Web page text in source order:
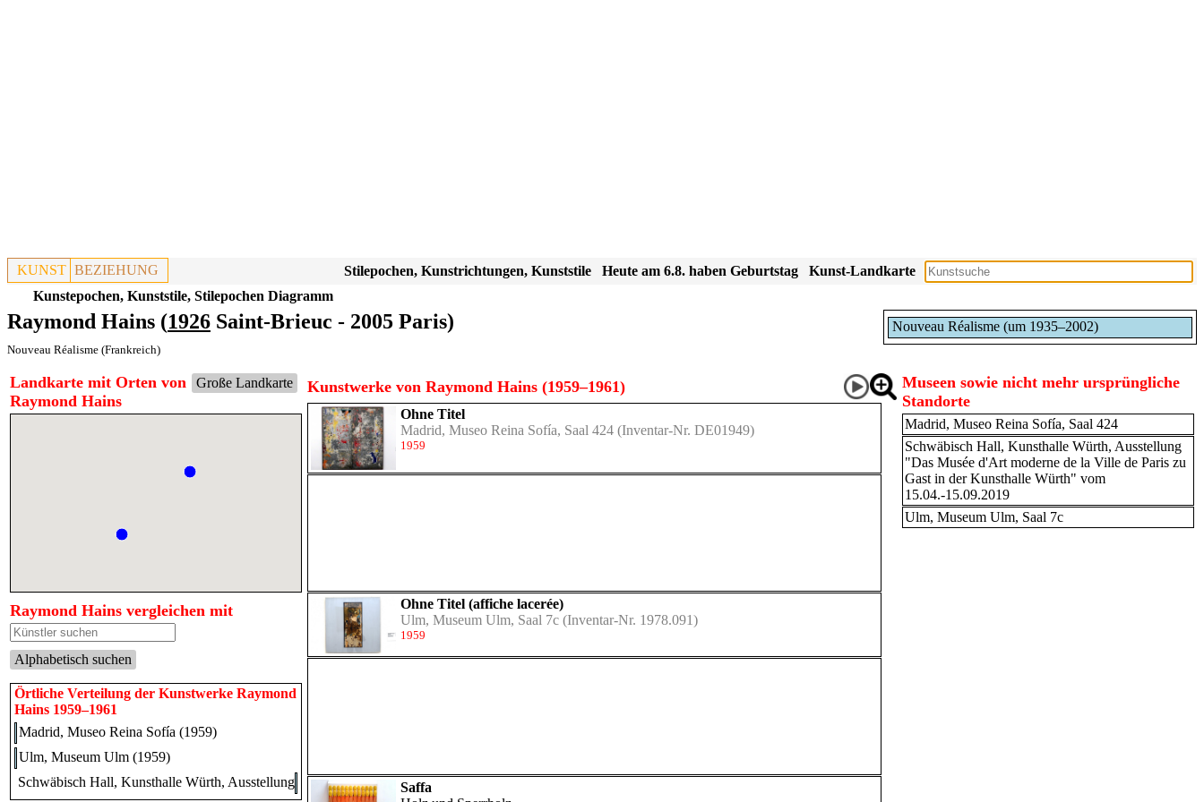
KUNST BEZIEHUNG Kunst-Landkarte
Heute am 6.8. haben Geburtstag
Stilepochen, Kunstrichtungen, Kunststile
Kunstepochen, Kunststile, Stilepochen Diagramm
Nouveau Réalisme (um 1935–2002)
Raymond Hains (1926 Saint-Brieuc - 2005 Paris)
Nouveau Réalisme (Frankreich)
Große Landkarte
Landkarte mit Orten von
Raymond Hains
Raymond Hains vergleichen mit
Alphabetisch suchen
Örtliche Verteilung der Kunstwerke Raymond
Hains 1959–1961
Madrid, Museo Reina Sofía (1959)
Ulm, Museum Ulm (1959)
Schwäbisch Hall, Kunsthalle Würth, Ausstellung "Das Musée d'Art moderne de la Ville de Paris zu Gast in der Kunsthalle Würth" vom 15.04.-15.09.2019 (1961)
Kunstwerke von Raymond Hains (1959–1961)
Ohne Titel
Madrid, Museo Reina Sofía, Saal 424 (Inventar-Nr. DE01949)
1959
Ohne Titel (affiche lacerée)
Ulm, Museum Ulm, Saal 7c (Inventar-Nr. 1978.091)
1959
Saffa
Museen sowie nicht mehr ursprüngliche
Standorte
Madrid, Museo Reina Sofía, Saal 424
Schwäbisch Hall, Kunsthalle Würth, Ausstellung
"Das Musée d'Art moderne de la Ville de Paris zu
Gast in der Kunsthalle Würth" vom
15.04.-15.09.2019
Ulm, Museum Ulm, Saal 7c